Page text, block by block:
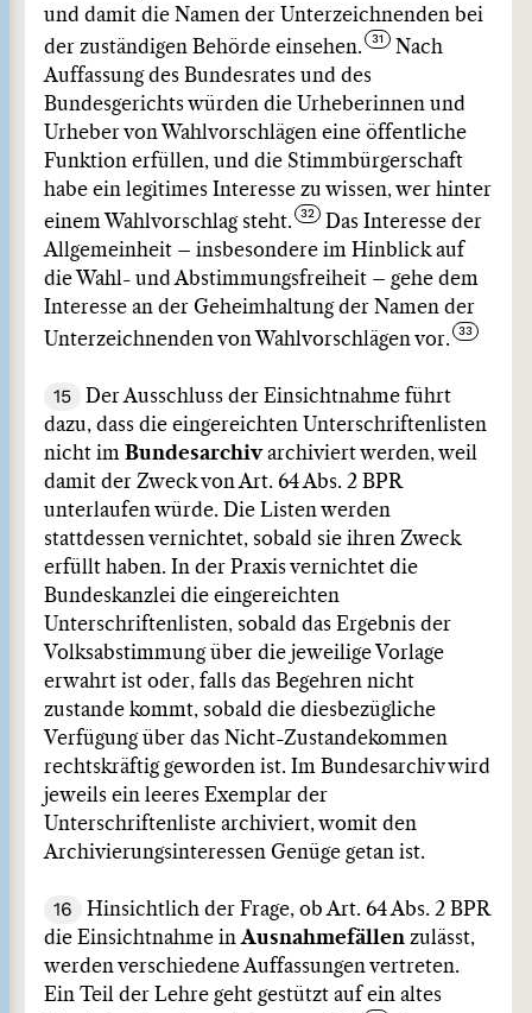
und damit die Namen der Unterzeichnenden bei
der zuständigen Behörde einsehen.
Nach
Auffassung des Bundesrates und des
Bundesgerichts würden die Urheberinnen und
Urheber von Wahlvorschlägen eine öffentliche
Funktion erfüllen, und die Stimmbürgerschaft
habe ein legitimes Interesse zu wissen, wer hinter
einem Wahlvorschlag steht.
Das Interesse der
Allgemeinheit – insbesondere im Hinblick auf
die Wahl- und Abstimmungsfreiheit – gehe dem
Interesse an der Geheimhaltung der Namen der
Unterzeichnenden von Wahlvorschlägen vor.
15
Der Ausschluss der Einsichtnahme führt
dazu, dass die eingereichten Unterschriftenlisten
nicht im Bundesarchivarchiviert werden, weil
damit der Zweck von Art. 64 Abs. 2 BPR
unterlaufen würde. Die Listen werden
stattdessen vernichtet, sobald sie ihren Zweck
erfüllt haben. In der Praxis vernichtet die
Bundeskanzlei die eingereichten
Unterschriftenlisten, sobald das Ergebnis der
Volksabstimmung über die jeweilige Vorlage
erwahrt ist oder, falls das Begehren nicht
zustande kommt, sobald die diesbezügliche
Verfügung über das Nicht-Zustandekommen
rechtskräftig geworden ist. Im Bundesarchiv wird
jeweils ein leeres Exemplar der
Unterschriftenliste archiviert, womit den
Archivierungsinteressen Genüge getan ist.
16
Hinsichtlich der Frage, ob Art. 64 Abs. 2 BPR
die Einsichtnahme in Ausnahmefällen zulässt,
werden verschiedene Auffassungen vertreten.
Ein Teil der Lehre geht gestützt auf ein altes